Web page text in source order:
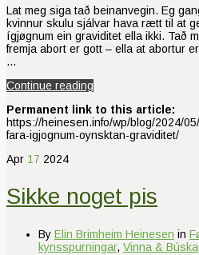
Lat meg siga tað beinanvegin. Eg
kvinnur skulu sjálvar hava rætt til at
ígjøgnum ein graviditet ella ikki. Tað
fremja abort er gott – ella at abortur
…
Continue reading
Permanent link to this article:
https://heinesen.info/wp/blog/2024/
fara-igjognum-oynsktan-graviditet/
Apr 17 2024
Sikke noget pis
By Elin Brimheim Heinesen in
kynsspurningar, Vinna &